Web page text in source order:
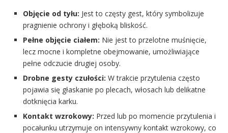
Objęcie od tyłu: Jest to częsty gest, który symbolizuje
pragnienie ochrony i głęboką bliskość.
Pełne objęcie ciałem: Nie jest to przelotne muśnięcie,
lecz mocne i kompletne obejmowanie, umożliwiające
pełne odczucie drugiej osoby.
Drobne gesty czułości: W trakcie przytulenia często
pojawia się głaskanie po plecach, włosach lub delikatne
dotknięcia karku.
Kontakt wzrokowy: Przed lub po momencie przytulenia i
pocałunku utrzymuje on intensywny kontakt wzrokowy, co